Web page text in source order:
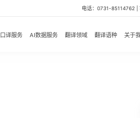
电话：0731-85114762
口译服务 AI数据服务 翻译领域 翻译语种 关于